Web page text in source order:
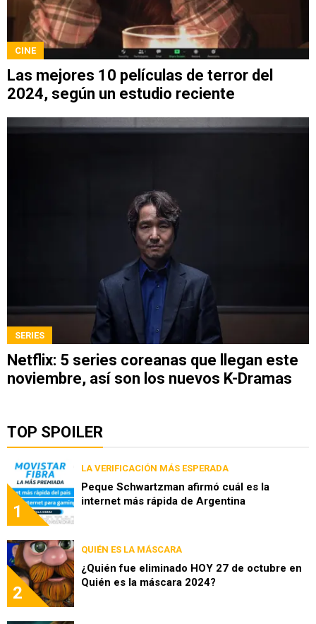
CINE
Las mejores 10 películas de terror del
2024, según un estudio reciente
SERIES
Netflix: 5 series coreanas que llegan este
noviembre, así son los nuevos K-Dramas
TOP SPOILER
1
LA VERIFICACIÓN MÁS ESPERADA
Peque Schwartzman afirmó cuál es la
internet más rápida de Argentina
2
QUIÉN ES LA MÁSCARA
¿Quién fue eliminado HOY 27 de octubre en
Quién es la máscara 2024?